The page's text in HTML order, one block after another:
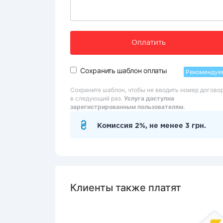
Оплатить
Сохранить шаблон оплаты
Сохраните шаблон, чтобы не вводить номер
в следующий раз. Услуга доступна
зарегистрированным пользователям.
Комиссия 2%, не менее 3 грн.
Клиенты также платят